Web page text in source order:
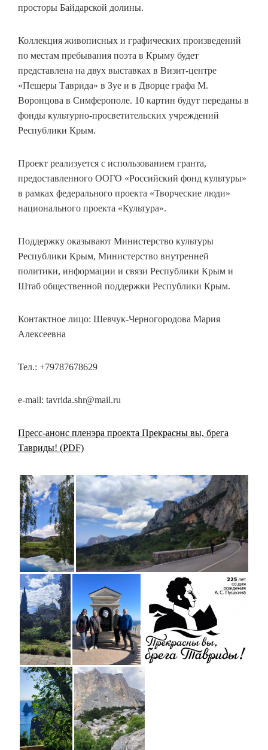
просторы Байдарской долины.
Коллекция живописных и графических произведений
по местам пребывания поэта в Крыму будет
представлена на двух выставках в Визит-центре
«Пещеры Таврида» в Зуе и в Дворце графа М.
Воронцова в Симферополе. 10 картин будут переданы в
фонды культурно-просветительских учреждений
Республики Крым.
Проект реализуется с использованием гранта,
предоставленного ООГО «Российский фонд культуры»
в рамках федерального проекта «Творческие люди»
национального проекта «Культура».
Поддержку оказывают Министерство культуры
Республики Крым, Министерство внутренней
политики, информации и связи Республики Крым и
Штаб общественной поддержки Республики Крым.
Контактное лицо: Шевчук-Черногородова Мария
Алексеевна
Тел.: +79787678629
e-mail: tavrida.shr@mail.ru
Пресс-анонс пленэра проекта Прекрасны вы, брега
Тавриды! (PDF)